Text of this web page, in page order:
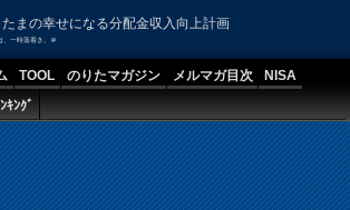
まの幸せになる分配金収入向上計画
、一時落着き。＠
TOOL のりたマガジン メルマガ目次
NISA
ｷﾝｸﾞ